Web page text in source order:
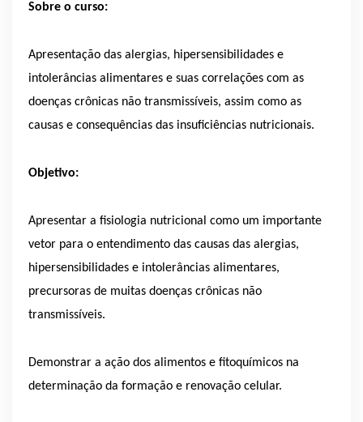
Sobre o curso:
Apresentação das alergias, hipersensibilidades e
intolerâncias alimentares e suas correlações com as
doenças crônicas não transmissíveis, assim como as
causas e consequências das insuficiências nutricionais.
Objetivo:
Apresentar a fisiologia nutricional como um importante
vetor para o entendimento das causas das alergias,
hipersensibilidades e intolerâncias alimentares,
precursoras de muitas doenças crônicas não
transmissíveis.
Demonstrar a ação dos alimentos e fitoquímicos na
determinação da formação e renovação celular.